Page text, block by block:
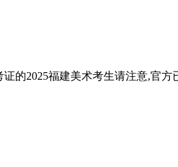
的2025福建美术考生请注意,官方